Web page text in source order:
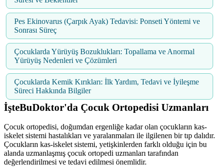
Pes Ekinovarus (Çarpık Ayak) Tedavisi: Ponseti Yöntemi ve
Sonrası Süreç
Çocuklarda Yürüyüş Bozuklukları: Topallama ve Anormal
Yürüyüş Nedenleri ve Çözümleri
Çocuklarda Kemik Kırıkları: İlk Yardım, Tedavi ve İyileşme
Süreci Hakkında Bilgiler
İşteBuDoktor'da Çocuk Ortopedisi Uzmanları
Çocuk ortopedisi, doğumdan ergenliğe kadar olan çocukların kas-
iskelet sistemi hastalıkları ve yaralanmaları ile ilgilenen bir tıp dalıdır.
Çocukların kas-iskelet sistemi, yetişkinlerden farklı olduğu için bu
alanda uzmanlaşmış çocuk ortopedi uzmanları tarafından
değerlendirilmesi ve tedavi edilmesi önemlidir.